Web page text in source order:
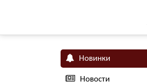
Новинки
Новости